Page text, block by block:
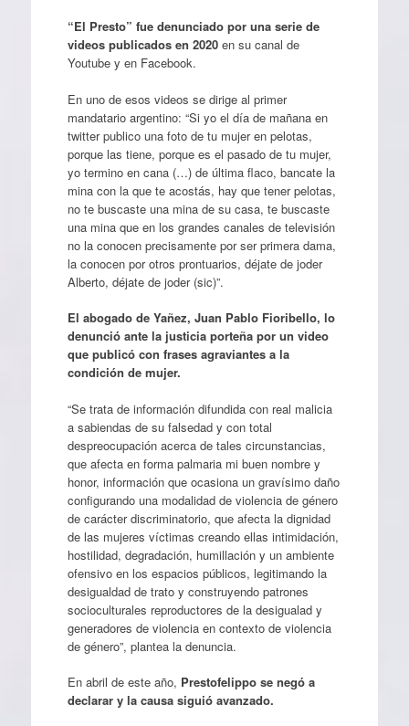
“El Presto” fue denunciado por una serie de
videos publicados en 2020en su canal de
Youtube y en Facebook.
En uno de esos videos se dirige al primer
mandatario argentino: “Si yo el día de mañana en
twitter publico una foto de tu mujer en pelotas,
porque las tiene, porque es el pasado de tu mujer,
yo termino en cana (…) de última flaco, bancate la
mina con la que te acostás, hay que tener pelotas,
no te buscaste una mina de su casa, te buscaste
una mina que en los grandes canales de televisión
no la conocen precisamente por ser primera dama,
la conocen por otros prontuarios, déjate de joder
Alberto, déjate de joder (sic)”.
El abogado de Yañez, Juan Pablo Fioribello, lo
denunció ante la justicia porteña por un video
que publicó con frases agraviantes a la
condición de mujer.
“Se trata de información difundida con real malicia
a sabiendas de su falsedad y con total
despreocupación acerca de tales circunstancias,
que afecta en forma palmaria mi buen nombre y
honor, información que ocasiona un gravísimo daño
configurando una modalidad de violencia de género
de carácter discriminatorio, que afecta la dignidad
de las mujeres víctimas creando ellas intimidación,
hostilidad, degradación, humillación y un ambiente
ofensivo en los espacios públicos, legitimando la
desigualdad de trato y construyendo patrones
socioculturales reproductores de la desigualad y
generadores de violencia en contexto de violencia
de género”, plantea la denuncia.
En abril de este año, Prestofelippo se negó a
declarar y la causa siguió avanzado.